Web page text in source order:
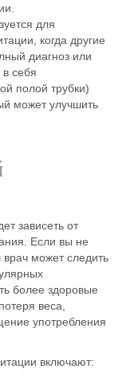
для
когда другие
диагноз или
в себя
полой трубки)
может улучшить
зависеть от
Если вы не
может следить
более здоровые
веса,
употребления
включают: